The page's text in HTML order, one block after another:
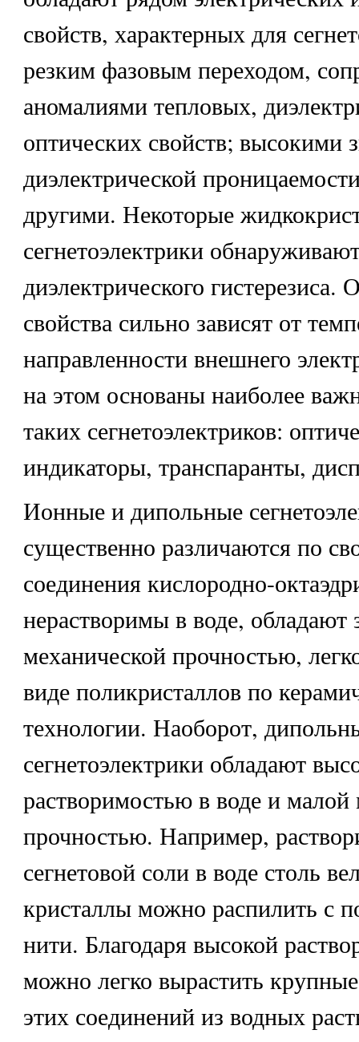
свойств, характерных для
резким фазовым переходом,
аномалиями тепловых,
оптических свойств; высокими
диэлектрической
другими. Некоторые
сегнетоэлектрики
диэлектрического гистерезиса.
свойства сильно зависят от
направленности внешнего
на этом основаны наиболее
таких сегнетоэлектриков:
индикаторы, транспаранты,
Ионные и дипольные
существенно различаются по
соединения кислородно-
нерастворимы в воде, обладают
механической прочностью,
виде поликристаллов по
технологии. Наоборот,
сегнетоэлектрики обладают
растворимостью в воде и малой
прочностью. Например,
сегнетовой соли в воде столь
кристаллы можно распилить с
нити. Благодаря высокой
можно легко вырастить
этих соединений из водных